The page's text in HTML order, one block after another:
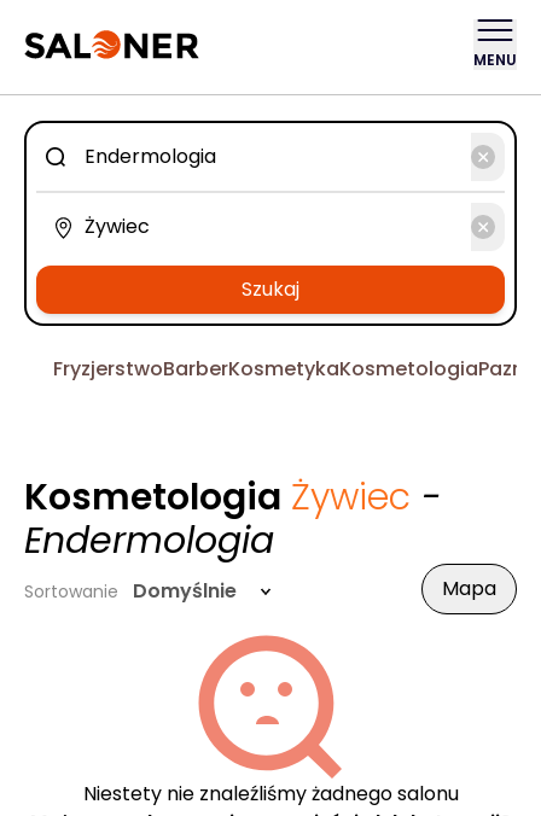
MENU
Szukaj
FryzjerstwoBarberKosmetykaKosmetologia
Kosmetologia Żywiec -
Endermologia
Sortowanie Domyślnie Mapa
Niestety nie znaleźliśmy żadnego salonu